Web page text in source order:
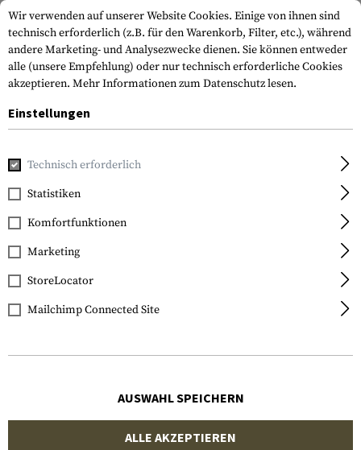
Home Ausrüstung
Victorinox
Pioneer
Wir verwenden auf unserer Website Cookies. Einige von ihnen sind
technisch erforderlich (z.B. für den Warenkorb, Filter, etc.), während
andere Marketing- und Analysezwecke dienen. Sie können entweder
alle (unsere Empfehlung) oder nur technisch erforderliche Cookies
akzeptieren. Mehr Informationen zum Datenschutz lesen.
Einstellungen
Technisch erforderlich
Statistiken
Komfortfunktionen
Marketing
StoreLocator
Mailchimp Connected Site
AUSWAHL SPEICHERN
ALLE AKZEPTIEREN